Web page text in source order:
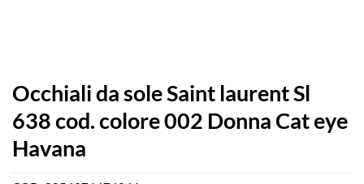
Occhiali da sole Saint laurent Sl
638 cod. colore 002 Donna Cat eye
Havana